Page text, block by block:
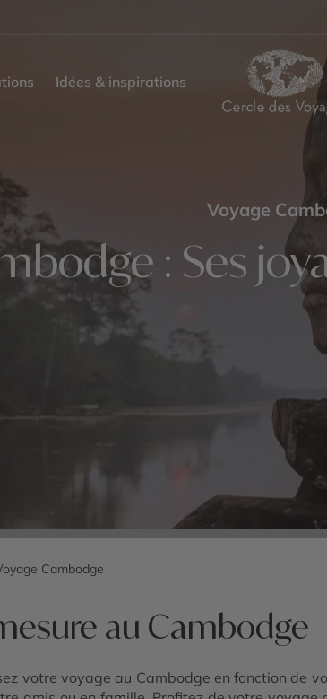
Idées & inspirations
Voyage
: Ses
Cambodge
au Cambodge
votre voyage au Cambodge en fonction de